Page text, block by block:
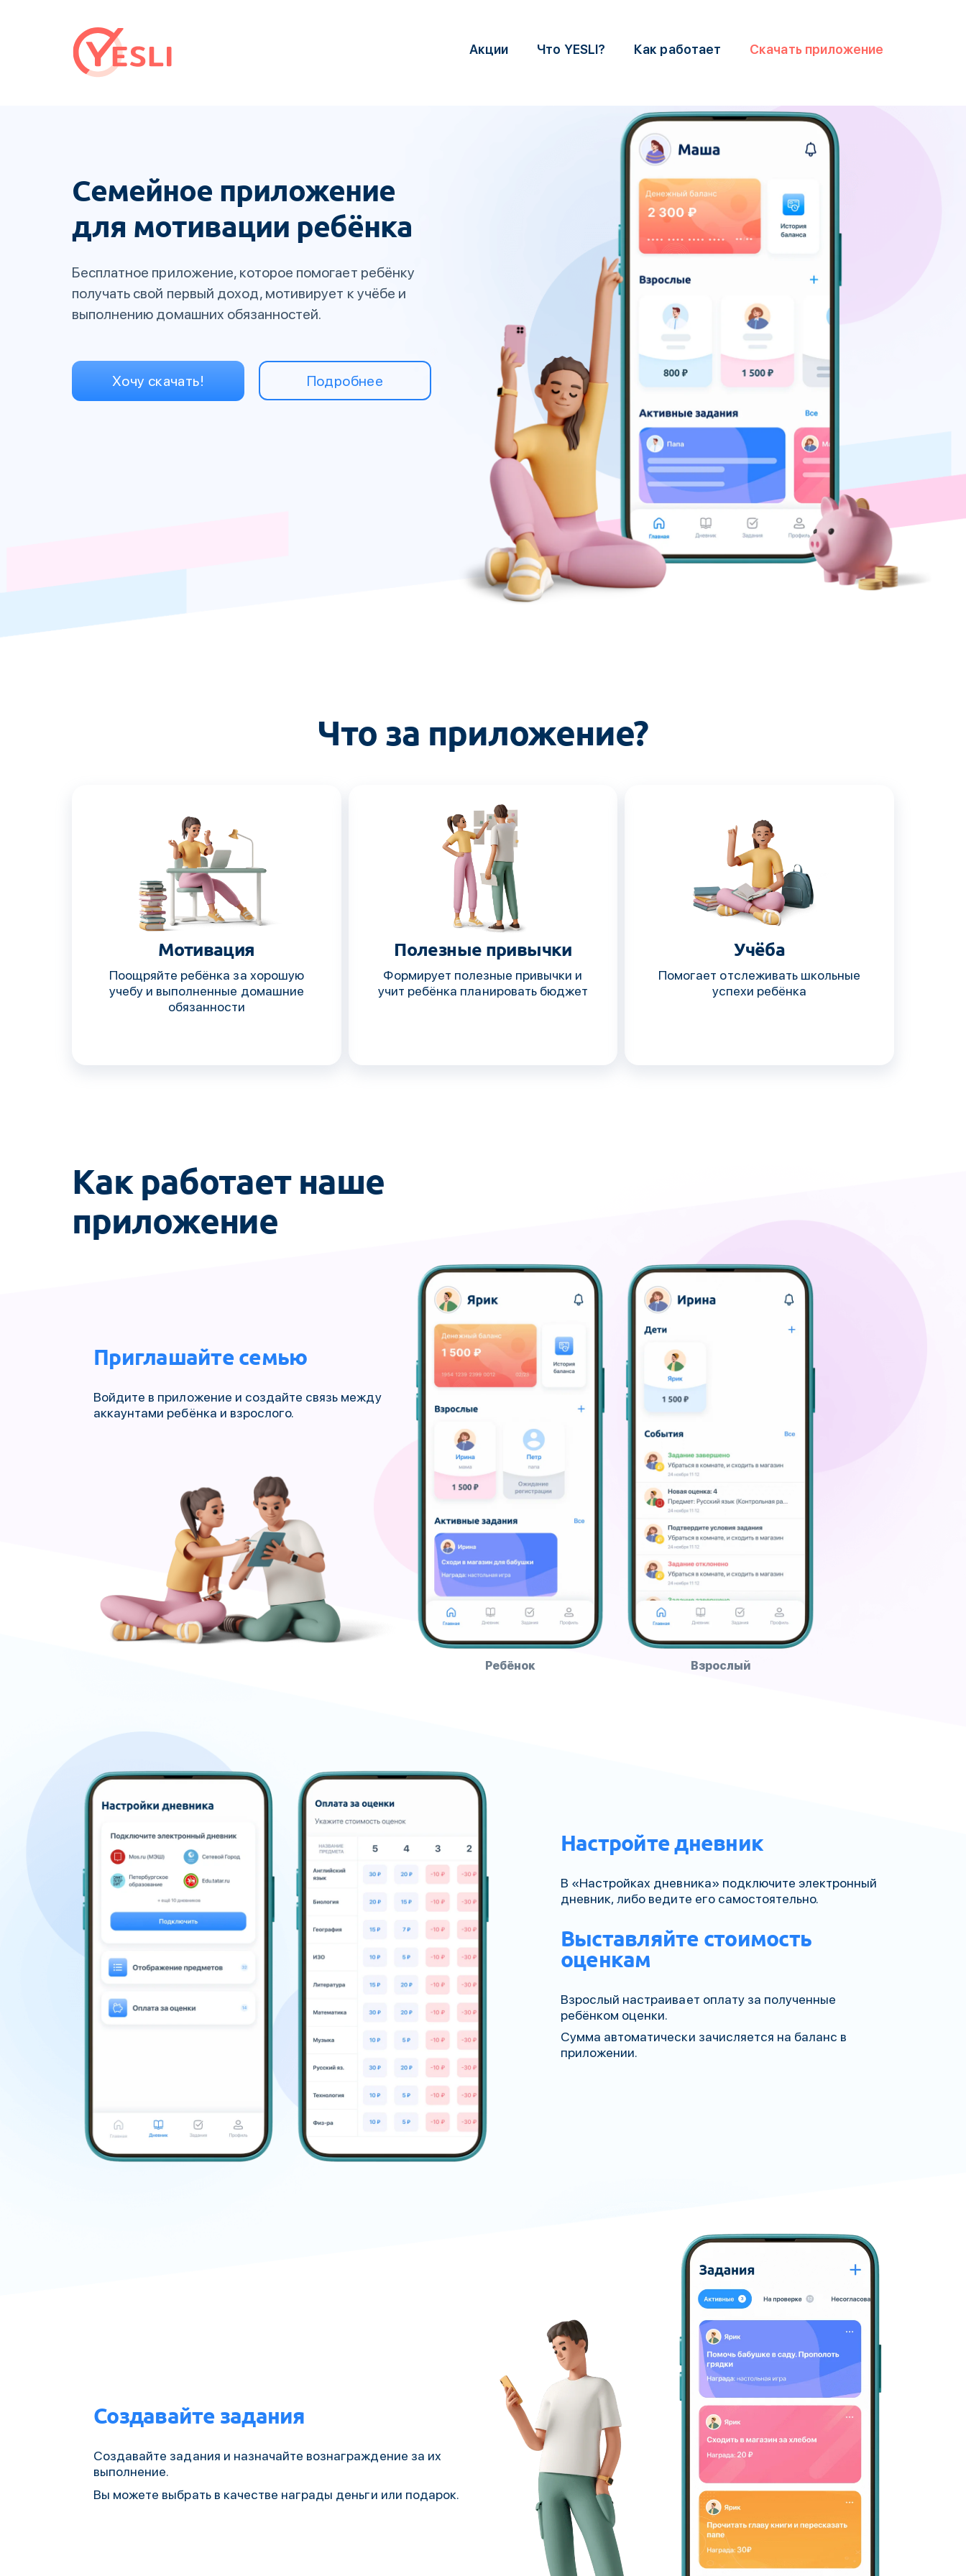
Акции Что YESLI? Как работает Скачать приложение
Семейное приложение
для мотивации ребёнка
Бесплатное приложение, которое помогает ребёнку
получать свой первый доход, мотивирует к учёбе и
выполнению домашних обязанностей.
Хочу скачать! Подробнее
Что за приложение?
Мотивация
Поощряйте ребёнка за хорошую
учебу и выполненные домашние
обязанности
Полезные привычки
Формирует полезные привычки и
учит ребёнка планировать бюджет
Учёба
Помогает отслеживать школьные
успехи ребёнка
Как работает наше
приложение
Приглашайте семью
Войдите в приложение и создайте связь между
аккаунтами ребёнка и взрослого.
Ребёнок Взрослый
Настройте дневник
В «Настройках дневника» подключите электронный
дневник, либо ведите его самостоятельно.
Выставляйте стоимость
оценкам
Взрослый настраивает оплату за полученные
ребёнком оценки.
Сумма автоматически зачисляется на баланс в
приложении.
Создавайте задания
Создавайте задания и назначайте вознаграждение за их
выполнение.
Вы можете выбрать в качестве награды деньги или подарок.